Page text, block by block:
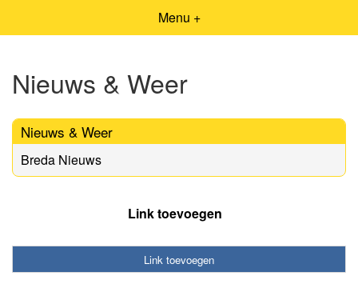
Menu +
Nieuws & Weer
Nieuws & Weer
Breda Nieuws
Link toevoegen
Link toevoegen